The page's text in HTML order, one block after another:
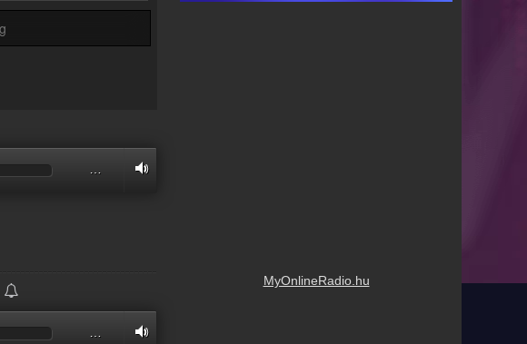
MyOnlineRadio.hu
…